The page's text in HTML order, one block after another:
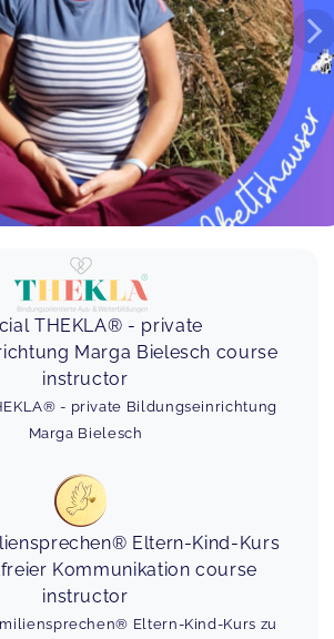
THEKLA® - private
Marga Bielesch course
instructor
- private Bildungseinrichtung
Marga Bielesch
Eltern-Kind-Kurs
Kommunikation course
instructor
Eltern-Kind-Kurs zu